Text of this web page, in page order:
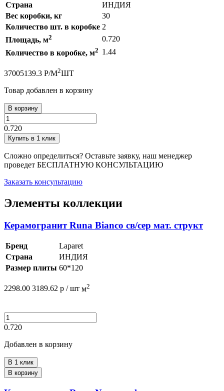
Страна
ИНДИЯ
Вес коробки, кг
30
Количество шт. в коробке 2
Площадь, м2
0.720
Количество в коробке, м2 1.44
37005139.3 Р/М2ШТ
Товар добавлен в корзину
В корзину
0.720
Купить в 1 клик
Сложно определиться? Оставьте заявку, наш менеджер
проведет БЕСПЛАТНУЮ КОНСУЛЬТАЦИЮ
Заказать консультацию
Элементы коллекции
Керамогранит Runa Bianco св/сер мат. структ
Бренд
Laparet
Страна
ИНДИЯ
Размер плиты 60*120
2298.00 3189.62 р / шт м2
0.720
Добавлен в корзину
В 1 клик
В корзину